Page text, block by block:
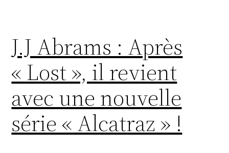
J.J Abrams : Après
« Lost », il revient
avec une nouvelle
série « Alcatraz » !